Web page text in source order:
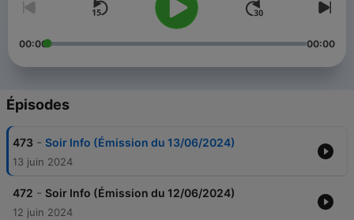
00:00 00:00
Épisodes
473 - Soir Info (Émission du 13/06/2024)
13 juin 2024
472 - Soir Info (Émission du 12/06/2024)
12 juin 2024